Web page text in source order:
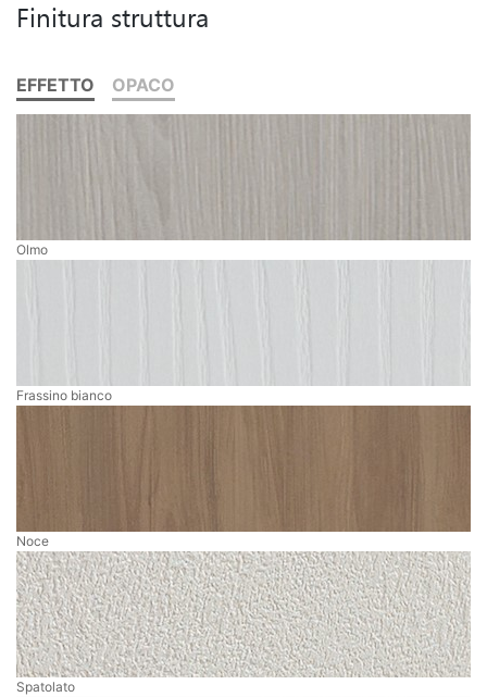
Finitura struttura
EFFETTO OPACO
Olmo
Frassino bianco
Noce
Spatolato